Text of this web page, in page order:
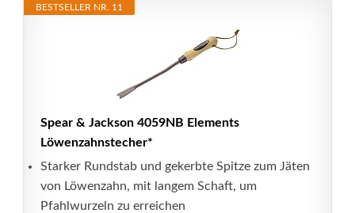
BESTSELLER NR. 11
Spear & Jackson 4059NB Elements
Löwenzahnstecher*
Starker Rundstab und gekerbte Spitze zum Jäten
von Löwenzahn, mit langem Schaft, um
Pfahlwurzeln zu erreichen